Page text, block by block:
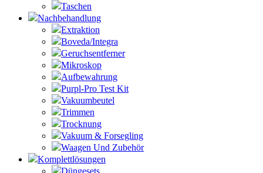
Taschen
Nachbehandlung
Extraktion
Boveda/Integra
Geruchsentferner
Mikroskop
Aufbewahrung
Purpl-Pro Test Kit
Vakuumbeutel
Trimmen
Trocknung
Vakuum & Forsegling
Waagen Und Zubehör
Komplettlösungen
Düngesets